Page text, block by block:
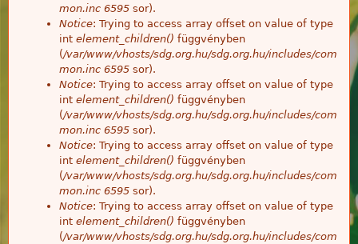
mon.inc 6595 sor).
Notice: Trying to access array offset on value of type
int element_children() függvényben
(/var/www/vhosts/sdg.org.hu/sdg.org.hu/includes/com
mon.inc 6595 sor).
Notice: Trying to access array offset on value of type
int element_children() függvényben
(/var/www/vhosts/sdg.org.hu/sdg.org.hu/includes/com
mon.inc 6595 sor).
Notice: Trying to access array offset on value of type
int element_children() függvényben
(/var/www/vhosts/sdg.org.hu/sdg.org.hu/includes/com
mon.inc 6595 sor).
Notice: Trying to access array offset on value of type
int element_children() függvényben
(/var/www/vhosts/sdg.org.hu/sdg.org.hu/includes/com